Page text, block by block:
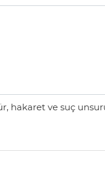
hakaret ve suç